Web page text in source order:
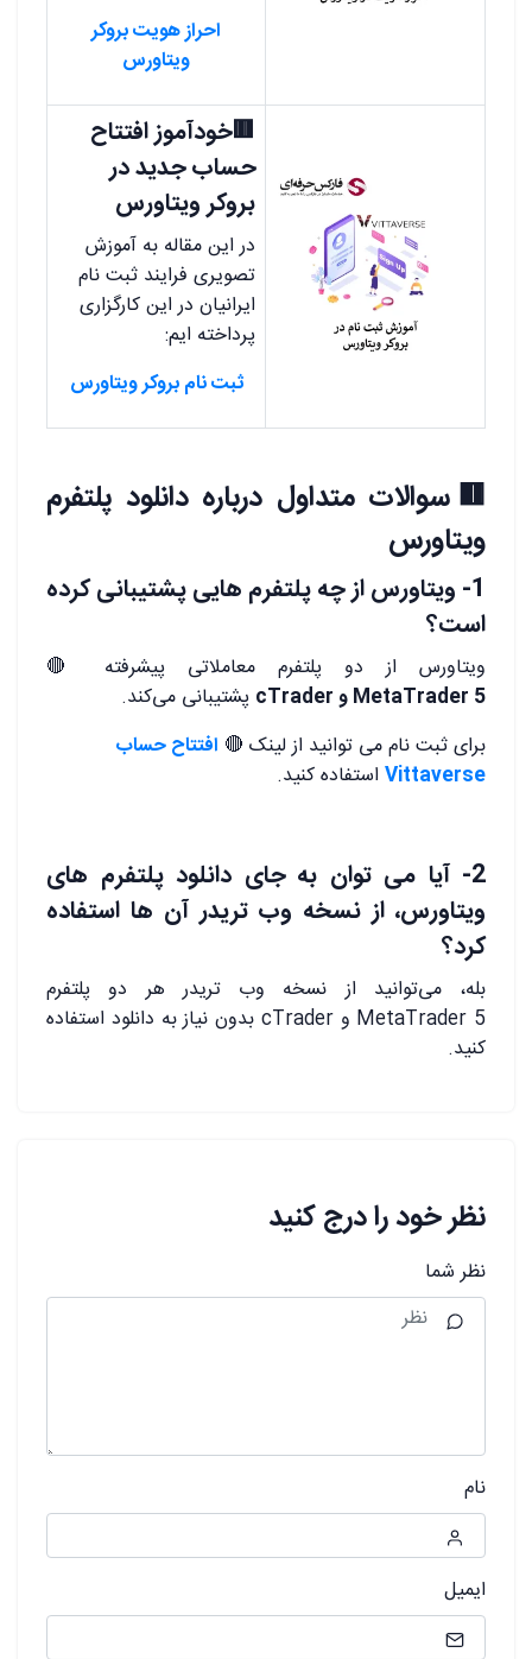
احراز هویت بروکر
ویتاورس
🟥خودآموز افتتاح
حساب جدید در
بروکر ویتاورس
در این مقاله به آموزش
تصویری فرایند ثبت نام
ایرانیان در این کارگزاری
پرداخته ایم:
ثبت نام بروکر ویتاورس
🟥سوالات متداول درباره دانلود پلتفرم
ویتاورس
1- ویتاورس از چه پلتفرم هایی پشتیبانی کرده
است؟
ویتاورس از دو پلتفرم معاملاتی پیشرفته 🔴
MetaTrader 5 و cTrader
پشتیبانی می‌کند.
برای ثبت نام می توانید از لینک 🔴 افتتاح حساب
Vittaverse استفاده کنید.
2- آیا می توان به جای دانلود پلتفرم های
ویتاورس، از نسخه وب تریدر آن ها استفاده
کرد؟
بله، می‌توانید از نسخه وب تریدر هر دو پلتفرم
MetaTrader 5 و cTrader بدون نیاز به دانلود استفاده
کنید.
نظر خود را درج کنید
نظر شما
نام
ایمیل